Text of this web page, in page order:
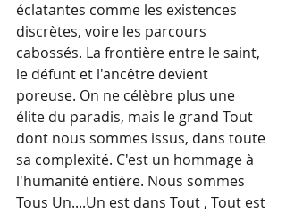
éclatantes comme les existences
discrètes, voire les parcours
cabossés. La frontière entre le saint,
le défunt et l'ancêtre devient
poreuse. On ne célèbre plus une
élite du paradis, mais le grand Tout
dont nous sommes issus, dans toute
sa complexité. C'est un hommage à
l'humanité entière. Nous sommes
Tous Un....Un est dans Tout , Tout est